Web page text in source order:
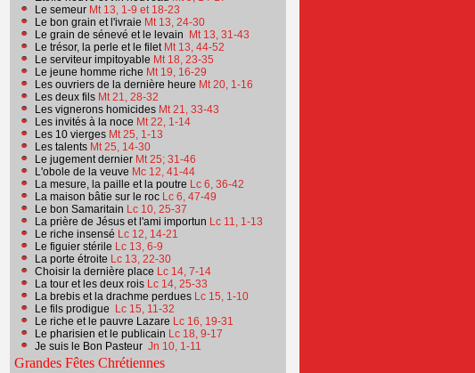
Le semeur Mt 13, 1-9 et 18-23
Le bon grain et l'ivraie Mt 13, 24-30
Le grain de sénevé et le levain
Mt 13, 31-43
Le trésor, la perle et le filet Mt 13, 44-52
Le serviteur impitoyable Mt 18, 23-35
Le jeune homme riche Mt 19, 16-29
Les ouvriers de la dernière heure Mt 20, 1-16
Les deux fils Mt 21, 28-32
Les vignerons homicides Mt 21, 33-43
Les invités à la noce Mt 22, 1-14
Les 10 vierges Mt 25, 1-13
Les talents Mt 25, 14-30
Le jugement dernier Mt 25; 31-46
L'obole de la veuve Mc 12, 41-44
La mesure, la paille et la poutre Lc 6, 36-42
La maison bâtie sur le roc Lc 6, 47-49
Le bon Samaritain Lc 10, 25-37
La prière de Jésus et l'ami importun Lc 11, 1-13
Le riche insensé Lc 12, 14-21
Le figuier stérile Lc 13, 6-9
La porte étroite Lc 13, 22-30
Choisir la dernière place Lc 14, 7-14
La tour et les deux rois Lc 14, 25-33
La brebis et la drachme perdues Lc 15, 1-10
Le fils prodigue Lc 15, 11-32
Le riche et le pauvre Lazare Lc 16, 19-31
Le pharisien et le publicain Lc 18, 9-17
Je suis le Bon Pasteur Jn 10, 1-11
Grandes Fêtes Chrétiennes